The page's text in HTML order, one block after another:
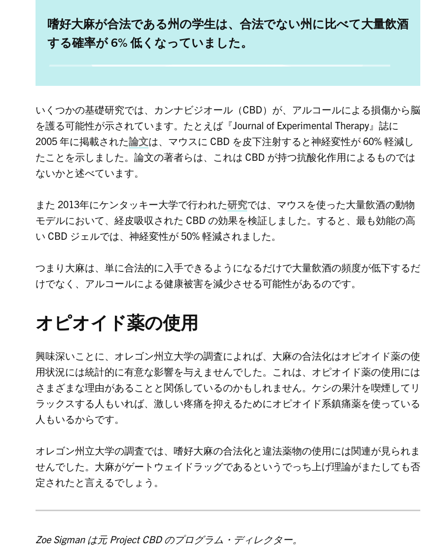
嗜好大麻が合法である州の学生は、合法でない州に比べて大量飲酒
する確率が 6% 低くなっていました。
いくつかの基礎研究では、カンナビジオール（CBD）が、アルコールによる損傷から脳
を護る可能性が示されています。たとえば『Journal of Experimental Therapy』誌に
2005 年に掲載された論文は、マウスに CBD を皮下注射すると神経変性が 60% 軽減し
たことを示しました。論文の著者らは、これは CBD が持つ抗酸化作用によるものでは
ないかと述べています。
また 2013年にケンタッキー大学で行われた研究では、マウスを使った大量飲酒の動物
モデルにおいて、経皮吸収された CBD の効果を検証しました。すると、最も効能の高
い CBD ジェルでは、神経変性が 50% 軽減されました。
つまり大麻は、単に合法的に入手できるようになるだけで大量飲酒の頻度が低下するだ
けでなく、アルコールによる健康被害を減少させる可能性があるのです。
オピオイド薬の使用
興味深いことに、オレゴン州立大学の調査によれば、大麻の合法化はオピオイド薬の使
用状況には統計的に有意な影響を与えませんでした。これは、オピオイド薬の使用には
さまざまな理由があることと関係しているのかもしれません。ケシの果汁を喫煙してリ
ラックスする人もいれば、激しい疼痛を抑えるためにオピオイド系鎮痛薬を使っている
人もいるからです。
オレゴン州立大学の調査では、嗜好大麻の合法化と違法薬物の使用には関連が見られま
せんでした。大麻がゲートウェイドラッグであるというでっち上げ理論がまたしても否
定されたと言えるでしょう。
Zoe Sigman は元 Project CBDのプログラム・ディレクター。